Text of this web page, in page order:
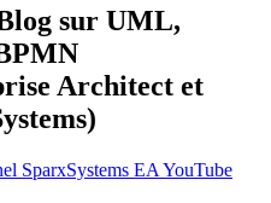
sur UML,
Architect et
SparxSystems EA YouTube